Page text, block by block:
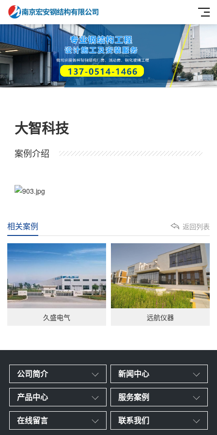
大智科技
案例介绍
返回列表
相关案例
久盛电气 远航仪器
公司简介 新闻中心
产品中心 服务案例
在线留言 联系我们